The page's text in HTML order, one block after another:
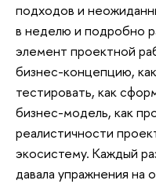
подходов и
в неделю и подробно
элемент проектной
бизнес-концепцию,
тестировать, как
бизнес-модель, как
реалистичности
экосистему. Каждый
давала упражнения